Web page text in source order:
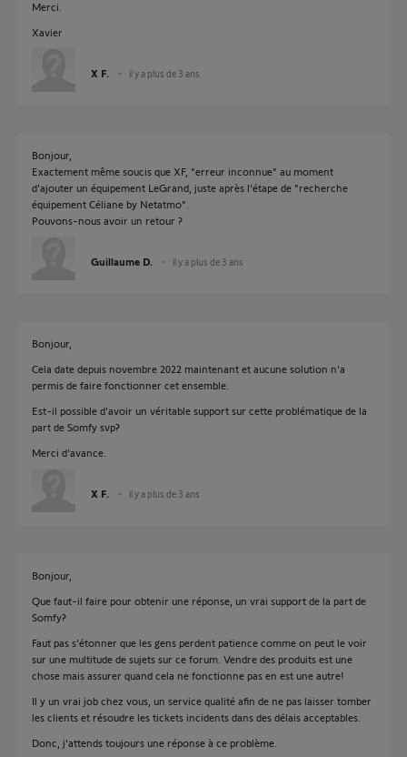
Merci.
Xavier
X F. il y a plus de 3 ans
Bonjour,
Exactement même soucis que XF, "erreur inconnue" au moment
d'ajouter un équipement LeGrand, juste après l'étape de "recherche
équipement Céliane by Netatmo".
Pouvons-nous avoir un retour ?
Guillaume D. il y a plus de 3 ans
Bonjour,
Cela date depuis novembre 2022 maintenant et aucune solution n'a
permis de faire fonctionner cet ensemble.
Est-il possible d'avoir un véritable support sur cette problématique de la
part de Somfy svp?
Merci d'avance.
X F. il y a plus de 3 ans
Bonjour,
Que faut-il faire pour obtenir une réponse, un vrai support de la part de
Somfy?
Faut pas s'étonner que les gens perdent patience comme on peut le voir
sur une multitude de sujets sur ce forum. Vendre des produits est une
chose mais assurer quand cela ne fonctionne pas en est une autre!
Il y un vrai job chez vous, un service qualité afin de ne pas laisser tomber
les clients et résoudre les tickets incidents dans des délais acceptables.
Donc, j'attends toujours une réponse à ce problème.